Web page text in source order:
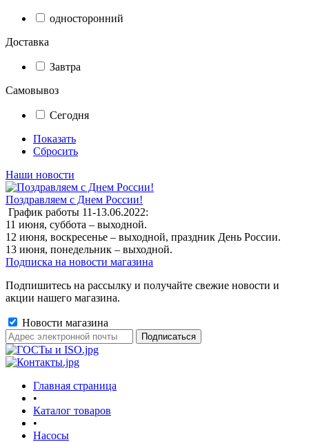
односторонний
Доставка
Завтра
Самовывоз
Сегодня
Показать
Сбросить
Наши новости
Поздравляем с Днем России!
График работы 11-13.06.2022:
11 июня, суббота – выходной.
12 июня, воскресенье – выходной, праздник День России.
13 июня, понедельник – выходной.
Подписка на новости магазина
Подпишитесь на рассылку и получайте свежие новости и
акции нашего магазина.
Новости магазина
Главная страница
•
Каталог товаров
•
Насосы